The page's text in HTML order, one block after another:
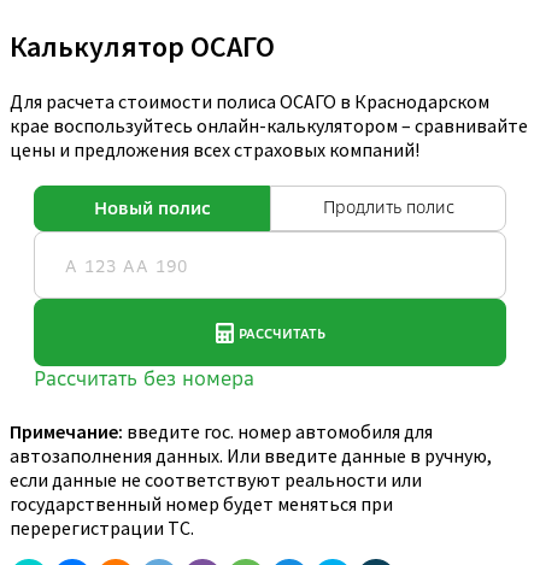
Калькулятор ОСАГО
Для расчета стоимости полиса ОСАГО в Краснодарском
крае воспользуйтесь онлайн-калькулятором – сравнивайте
цены и предложения всех страховых компаний!
Примечание: введите гос. номер автомобиля для
автозаполнения данных. Или введите данные в ручную,
если данные не соответствуют реальности или
государственный номер будет меняться при
перерегистрации ТС.